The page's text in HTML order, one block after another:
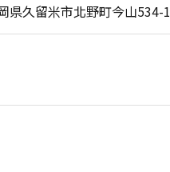
久留米市北野町今山534-1